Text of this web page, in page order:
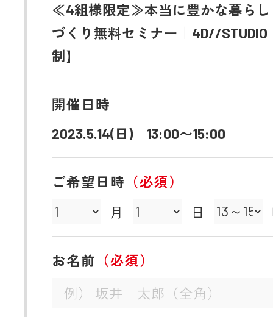
≪4組様限定≫本当に豊かな暮らし
づくり無料セミナー｜4D//STUDIO
制】
開催日時
2023.5.14(日) 13:00〜15:00
ご希望日時 （必須）
月
日
お名前 （必須）